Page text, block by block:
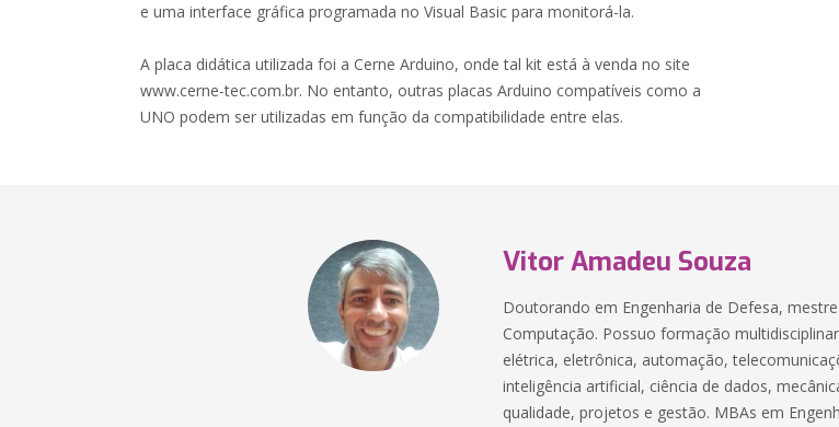
e uma interface gráfica programada no Visual Basic para monitorá-la.
A placa didática utilizada foi a Cerne Arduino, onde tal kit está à venda no site
www.cerne-tec.com.br. No entanto, outras placas Arduino compatíveis como a
UNO podem ser utilizadas em função da compatibilidade entre elas.
Vitor Amadeu Souza
Doutorando em Engenharia de Defesa,
Computação. Possuo formação
elétrica, eletrônica, automação,
inteligência artificial, ciência de dados,
qualidade, projetos e gestão. MBAs em